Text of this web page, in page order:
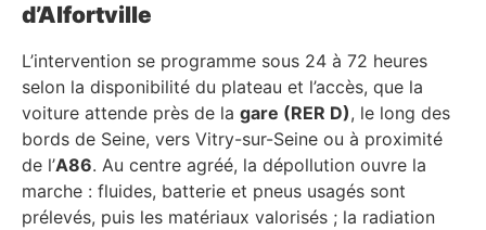
d’Alfortville
L’intervention se programme sous 24 à 72 heures
selon la disponibilité du plateau et l’accès, que la
voiture attende près de la gare (RER D), le long des
bords de Seine, vers Vitry-sur-Seine ou à proximité
de l’A86. Au centre agréé, la dépollution ouvre la
marche : fluides, batterie et pneus usagés sont
prélevés, puis les matériaux valorisés ; la radiation